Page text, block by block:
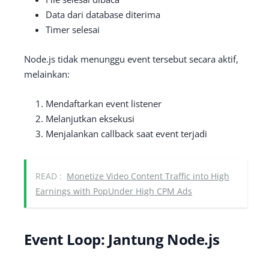
Data dari database diterima
Timer selesai
Node.js tidak menunggu event tersebut secara aktif,
melainkan:
Mendaftarkan event listener
Melanjutkan eksekusi
Menjalankan callback saat event terjadi
READ : Monetize Video Content Traffic into High
Earnings with PopUnder High CPM Ads
Event Loop: Jantung Node.js